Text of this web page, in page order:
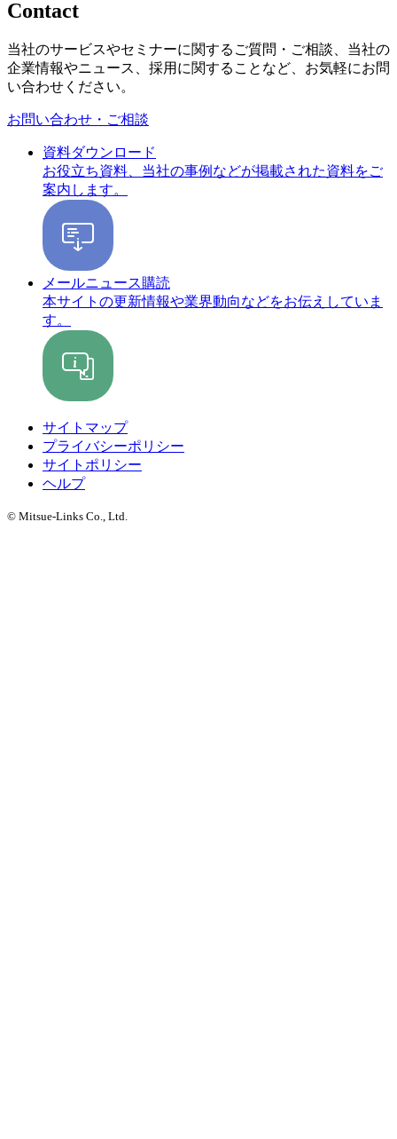
Contact
当社のサービスやセミナーに関するご質問・ご相談、当社の
企業情報やニュース、採用に関することなど、お気軽にお問
い合わせください。
お問い合わせ・ご相談
資料ダウンロード
お役立ち資料、当社の事例などが掲載された資料をご
案内します。
メールニュース購読
本サイトの更新情報や業界動向などをお伝えしていま
す。
サイトマップ
プライバシーポリシー
サイトポリシー
ヘルプ
© Mitsue-Links Co., Ltd.